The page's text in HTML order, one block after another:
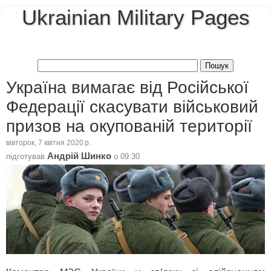
Ukrainian Military Pages
Україна вимагає від Російської
Федерації скасувати військовий
призов на окупованій території
вівторок, 7 квітня 2020 р.
підготував Андрій Шинко о 09:30